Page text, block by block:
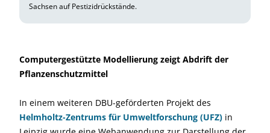
Sachsen auf Pestizidrückstände.
Computergestützte Modellierung zeigt Abdrift der
Pflanzenschutzmittel
In einem weiteren DBU-geförderten Projekt des
Helmholtz-Zentrums für Umweltforschung (UFZ) in